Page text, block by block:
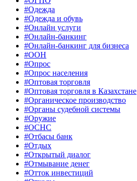
#Одежда
#Одежда и обувь
#Онлайн услуги
#Онлайн-банкинг
#Онлайн-банкинг для бизнеса
#ООН
#Опрос
#Опрос населения
#Оптовая торговля
#Оптовая торговля в Казахстане
#Органическое производство
#Органы судебной системы
#Оружие
#ОСНС
#Отбасы банк
#Отдых
#Открытый диалог
#Отмывание денег
#Отток инвестиций